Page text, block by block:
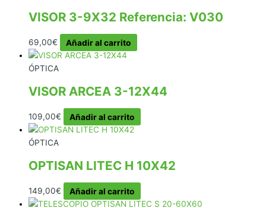
VISOR 3-9X32 Referencia: V030
69,00€ Añadir al carrito
ÓPTICA
VISOR ARCEA 3-12X44
109,00€ Añadir al carrito
ÓPTICA
OPTISAN LITEC H 10X42
149,00€ Añadir al carrito